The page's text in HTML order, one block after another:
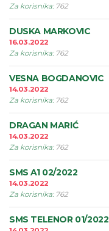
Za korisnika: 762
DUSKA MARKOVIC
16.03.2022
Za korisnika: 762
VESNA BOGDANOVIC
14.03.2022
Za korisnika: 762
DRAGAN MARIĆ
14.03.2022
Za korisnika: 762
SMS A1 02/2022
14.03.2022
Za korisnika: 762
SMS TELENOR 01/2022